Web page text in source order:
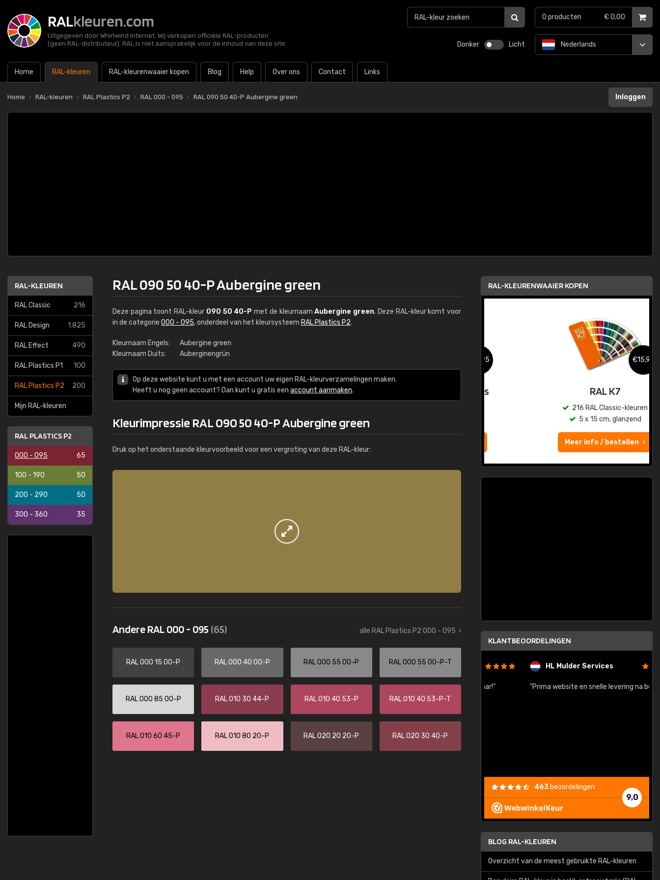
RALkleuren.com
Uitgegeven door Whirlwind Internet. Wij verkopen officiële RAL-producten
(geen RAL-distributeur). RAL is niet aansprakelijk voor de inhoud van deze site.
Donker Licht
Home RAL-kleuren RAL-kleurenwaaier kopen Blog Help Over ons Contact Links
Nederlands
0 producten € 0,00
Home RAL-kleuren RAL Plastics P2 RAL 000 - 095 RAL 090 50 40-P Aubergine green Inloggen
RAL-KLEUREN
RAL Classic 216
RAL Design 1.825
RAL Effect 490
RAL Plastics P1 100
RAL Plastics P2 200
Mijn RAL-kleuren
RAL PLASTICS P2
000 - 095 65
100 - 190 50
200 - 290 50
300 - 360 35
RAL 090 50 40-P Aubergine green
Deze pagina toont RAL-kleur 090 50 40-P met de kleurnaamAubergine green. Deze RAL-kleur komt voor
in de categorie 000 - 095, onderdeel van het kleursysteem RAL Plastics P2.
Kleurnaam Engels:
Aubergine green
Kleurnaam Duits:
Auberginengrün
Op deze website kunt u met een account uw eigen RAL-kleurverzamelingen maken.
Heeft u nog geen account? Dan kunt u gratis een account aanmaken.
Kleurimpressie RAL 090 50 40-P Aubergine green
Druk op het onderstaande kleurvoorbeeld voor een vergroting van deze RAL-kleur:
Andere RAL 000 - 095 (65) alle RAL Plastics P2 000 - 095
RAL 000 15 00-P RAL 000 40 00-P RAL 000 55 00-P RAL 000 55 00-P-T
RAL 000 85 00-P RAL 010 30 44-P RAL 010 40 53-P RAL 010 40 53-P-T
RAL 010 60 45-P RAL 010 80 20-P RAL 020 20 20-P RAL 020 30 40-P
RAL-KLEURENWAAIER KOPEN
RAL K7 op waterbasis
€15,95
216 RAL Classic-kleuren
5 x 15 cm, glanzend
Meer info / bestellen
KLANTBEOORDELINGEN
Kambier BV
"Super snelle service en zeer betaalbaar!"
HL Mulder Services
"Prima website en snelle levering na bestelling"
9,0
463 beoordelingen
BLOG RAL-KLEUREN
Overzicht van de meest gebruikte RAL-kleuren